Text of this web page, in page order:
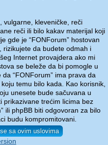
vulgarne, kleveničke, reči
reči ili bilo kakav materijal koji
gde je “FONForum” hostovan
rizikujete da budete odmah i
Internet provajdera ako mi
se beleže da bi pomogle u
“FONForum” ima prava da
temu bilo kada. Kao korisnik,
unesete bude sačuvana u
prikazivane trećim licima bez
ili phpBB biti odgovoran za bilo
budu kompromitovani.